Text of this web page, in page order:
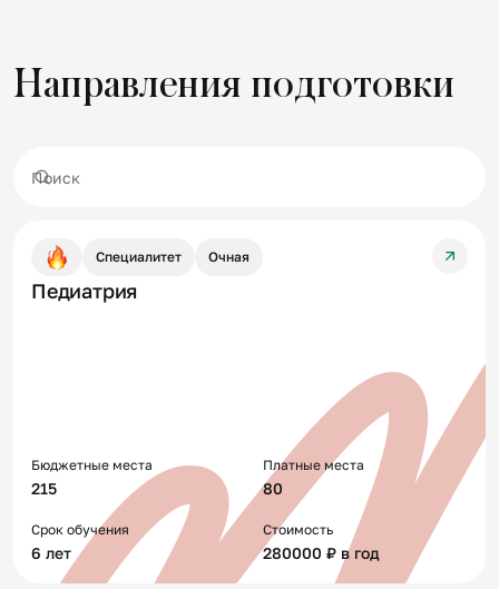
Направления подготовки
Специалитет Очная
Педиатрия
Бюджетные места
215
Платные места
80
Срок обучения
6 лет
Стоимость
280000 ₽ в год